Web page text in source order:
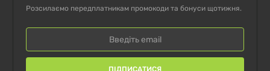
Розсилаємо передплатникам промокоди та бонуси щотижня.
ПІДПИСАТИСЯ